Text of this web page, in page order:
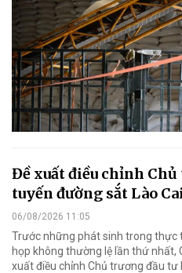
Đề xuất điều chỉnh
tuyến đường sắt Lào
06/08/2026 11:05
Trước những phát sinh trong thực
họp không thường lệ lần thứ nhất,
xuất điều chỉnh Chủ trương đầu tư